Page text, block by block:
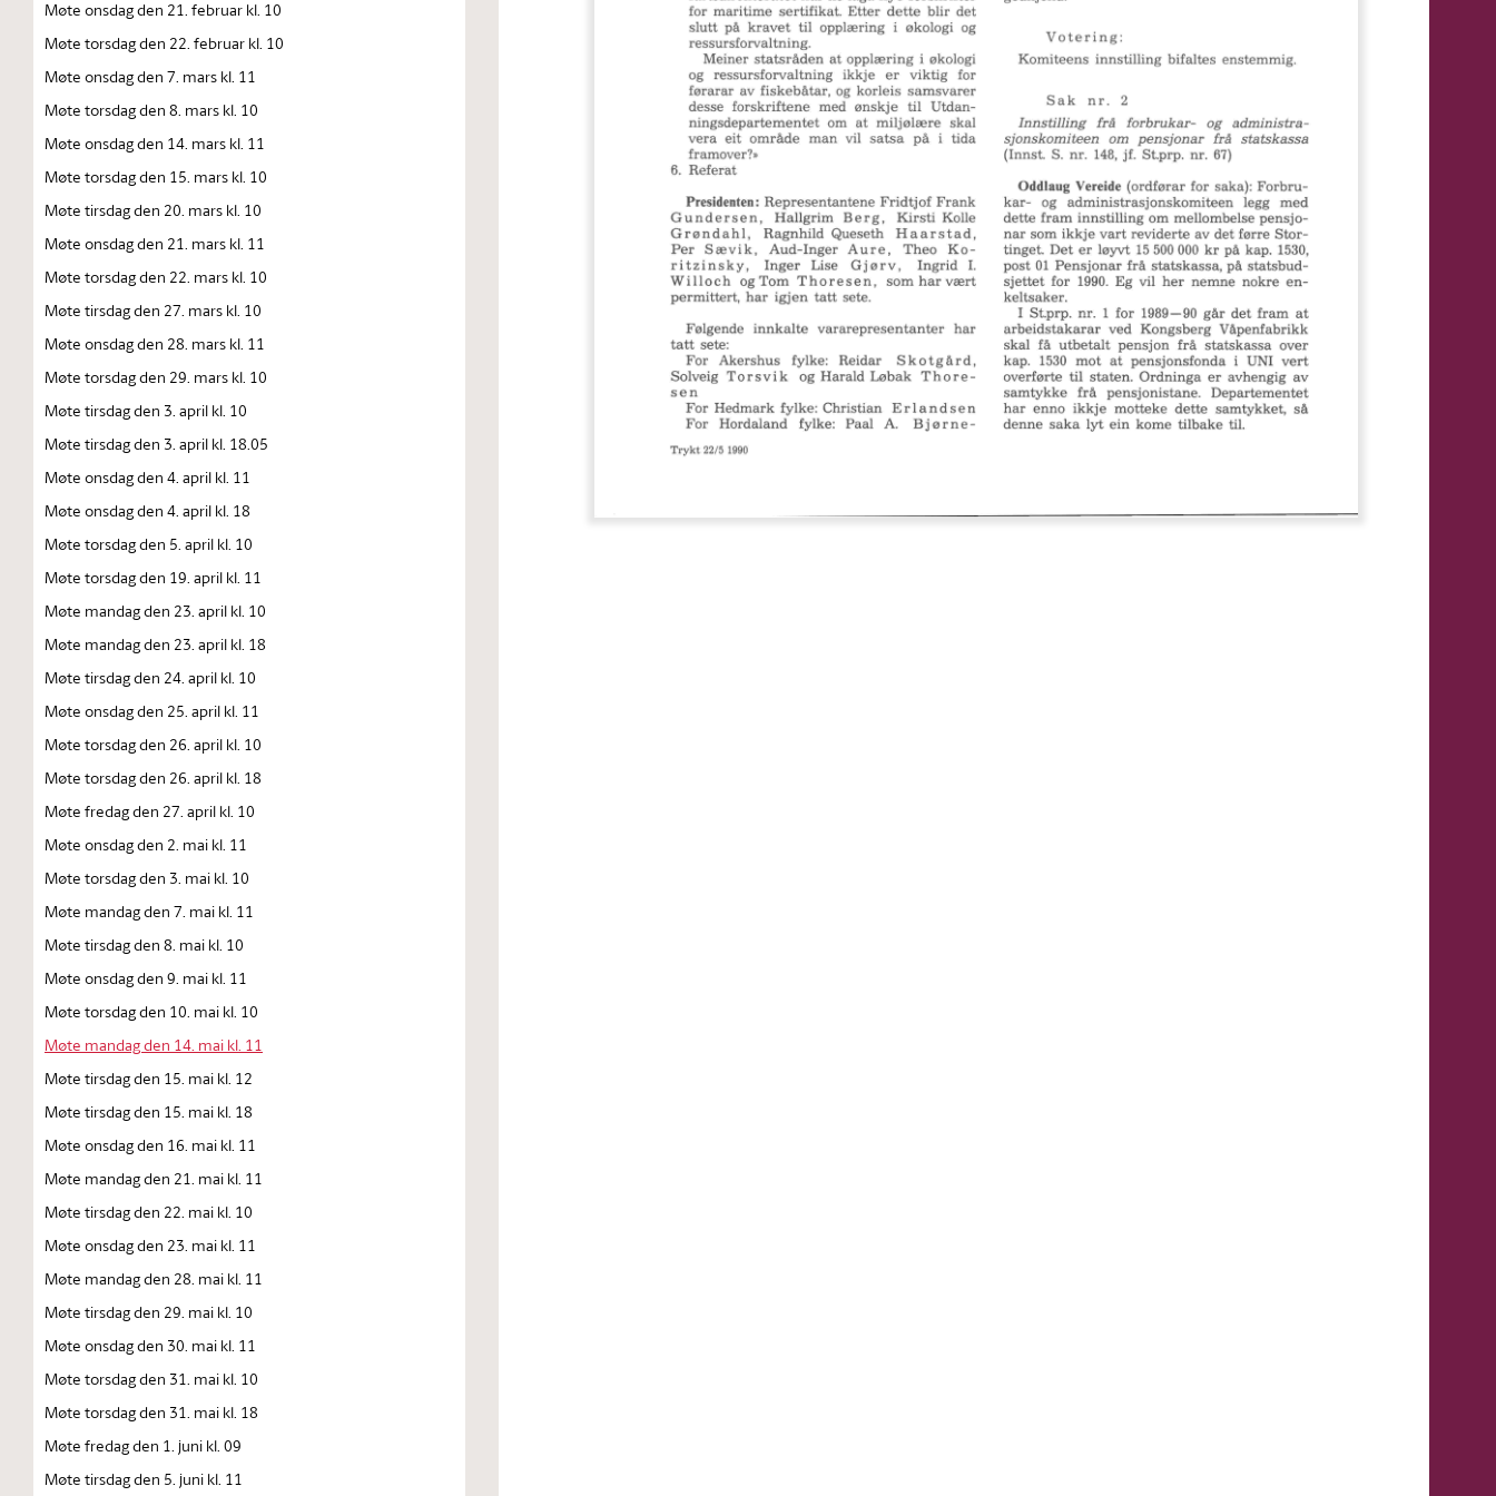
Møte onsdag den 21. februar kl. 10
Møte torsdag den 22. februar kl. 10
Møte onsdag den 7. mars kl. 11
Møte torsdag den 8. mars kl. 10
Møte onsdag den 14. mars kl. 11
Møte torsdag den 15. mars kl. 10
Møte tirsdag den 20. mars kl. 10
Møte onsdag den 21. mars kl. 11
Møte torsdag den 22. mars kl. 10
Møte tirsdag den 27. mars kl. 10
Møte onsdag den 28. mars kl. 11
Møte torsdag den 29. mars kl. 10
Møte tirsdag den 3. april kl. 10
Møte tirsdag den 3. april kl. 18.05
Møte onsdag den 4. april kl. 11
Møte onsdag den 4. april kl. 18
Møte torsdag den 5. april kl. 10
Møte torsdag den 19. april kl. 11
Møte mandag den 23. april kl. 10
Møte mandag den 23. april kl. 18
Møte tirsdag den 24. april kl. 10
Møte onsdag den 25. april kl. 11
Møte torsdag den 26. april kl. 10
Møte torsdag den 26. april kl. 18
Møte fredag den 27. april kl. 10
Møte onsdag den 2. mai kl. 11
Møte torsdag den 3. mai kl. 10
Møte mandag den 7. mai kl. 11
Møte tirsdag den 8. mai kl. 10
Møte onsdag den 9. mai kl. 11
Møte torsdag den 10. mai kl. 10
Møte mandag den 14. mai kl. 11
Møte tirsdag den 15. mai kl. 12
Møte tirsdag den 15. mai kl. 18
Møte onsdag den 16. mai kl. 11
Møte mandag den 21. mai kl. 11
Møte tirsdag den 22. mai kl. 10
Møte onsdag den 23. mai kl. 11
Møte mandag den 28. mai kl. 11
Møte tirsdag den 29. mai kl. 10
Møte onsdag den 30. mai kl. 11
Møte torsdag den 31. mai kl. 10
Møte torsdag den 31. mai kl. 18
Møte fredag den 1. juni kl. 09
Møte tirsdag den 5. juni kl. 11